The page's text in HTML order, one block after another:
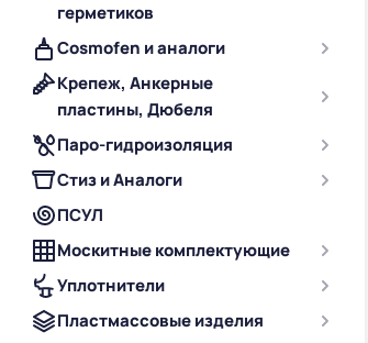
герметиков
Cosmofen и аналоги
Крепеж, Анкерные
пластины, Дюбеля
Паро-гидроизоляция
Стиз и Аналоги
ПСУЛ
Москитные комплектующие
Уплотнители
Пластмассовые изделия